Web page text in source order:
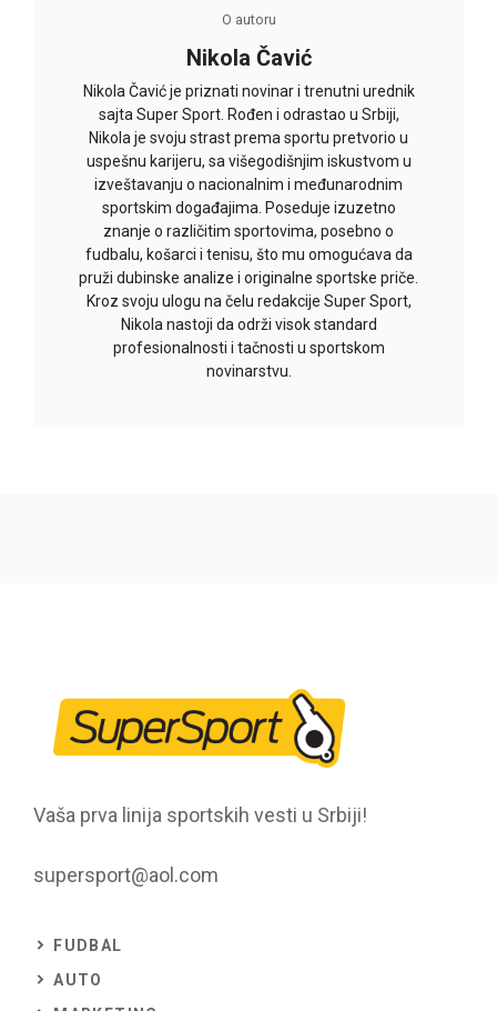
O autoru
Nikola Čavić
Nikola Čavić je priznati novinar i trenutni urednik
sajta Super Sport. Rođen i odrastao u Srbiji,
Nikola je svoju strast prema sportu pretvorio u
uspešnu karijeru, sa višegodišnjim iskustvom u
izveštavanju o nacionalnim i međunarodnim
sportskim događajima. Poseduje izuzetno
znanje o različitim sportovima, posebno o
fudbalu, košarci i tenisu, što mu omogućava da
pruži dubinske analize i originalne sportske priče.
Kroz svoju ulogu na čelu redakcije Super Sport,
Nikola nastoji da održi visok standard
profesionalnosti i tačnosti u sportskom
novinarstvu.
Vaša prva linija sportskih vesti u Srbiji!
supersport@aol.com
FUDBAL
AUTO